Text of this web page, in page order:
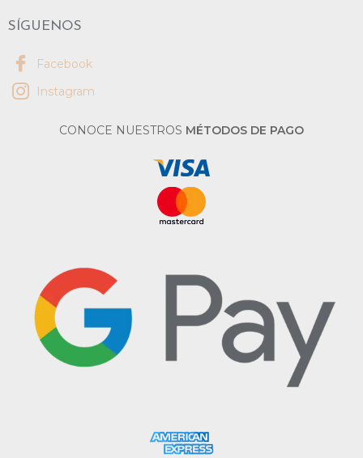
SÍGUENOS
Facebook
Instagram
CONOCE NUESTROS MÉTODOS DE PAGO